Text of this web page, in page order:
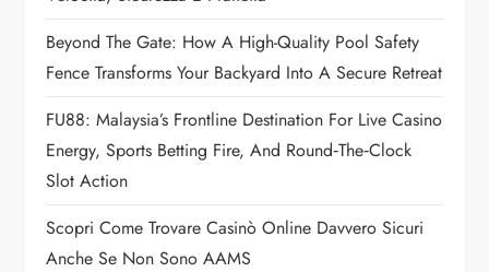
t
i
o
n
Beyond The Gate: How A High-Quality Pool Safety
Fence Transforms Your Backyard Into A Secure Retreat
FU88: Malaysia’s Frontline Destination For Live Casino
Energy, Sports Betting Fire, And Round‑the‑Clock
Slot Action
Scopri Come Trovare Casinò Online Davvero Sicuri
Anche Se Non Sono AAMS